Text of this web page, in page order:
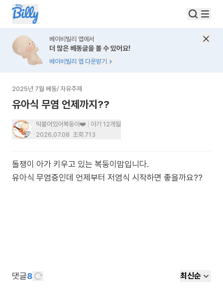
베이비빌리 앱에서
더 많은 베동글을 볼 수 있어요!
베이비빌리 앱 다운받기
2025년 7월 베동/ 자유주제
유아식 무염 언제까지??
딱붙어있어복둥아❤️
아기 12개월
2026.07.08 조회 713
돌쟁이 아가 키우고 있는 복둥이맘입니다.
유아식 무염중인데 언제부터 저염식 시작하면 좋을까요??
댓글8 최신순